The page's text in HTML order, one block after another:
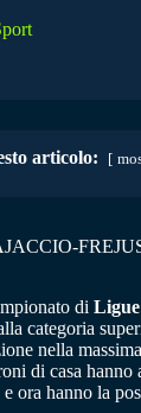
articolo:
di
categoria
nella
di casa
ora hanno la